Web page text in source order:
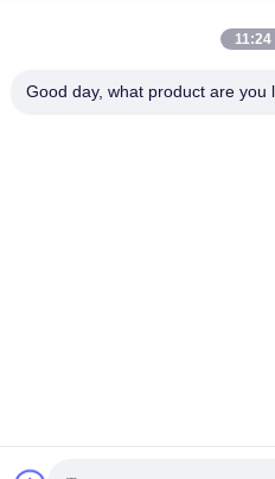
Shenzhen Tunsing
© 2018-2026 Shenzhen
11:24
Good day, what product are you